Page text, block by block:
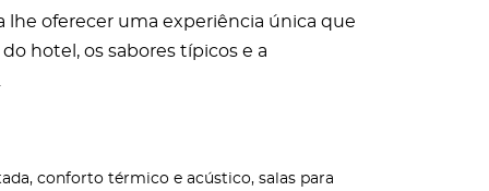
lhe oferecer uma experiência única que
hotel, os sabores típicos e a
conforto térmico e acústico, salas para